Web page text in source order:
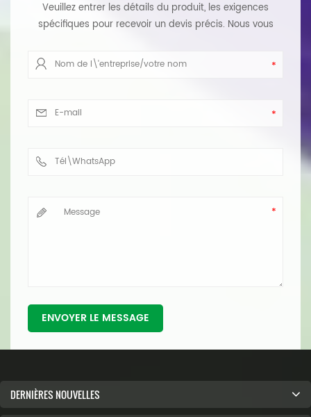
Veuillez entrer les détails du produit, les exigences
spécifiques pour recevoir un devis précis. Nous vous
ENVOYER LE MESSAGE
DERNIÈRES NOUVELLES